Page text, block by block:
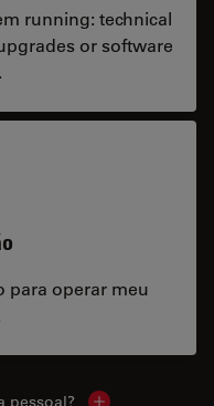
running: technical
or software
para operar meu
pessoal?